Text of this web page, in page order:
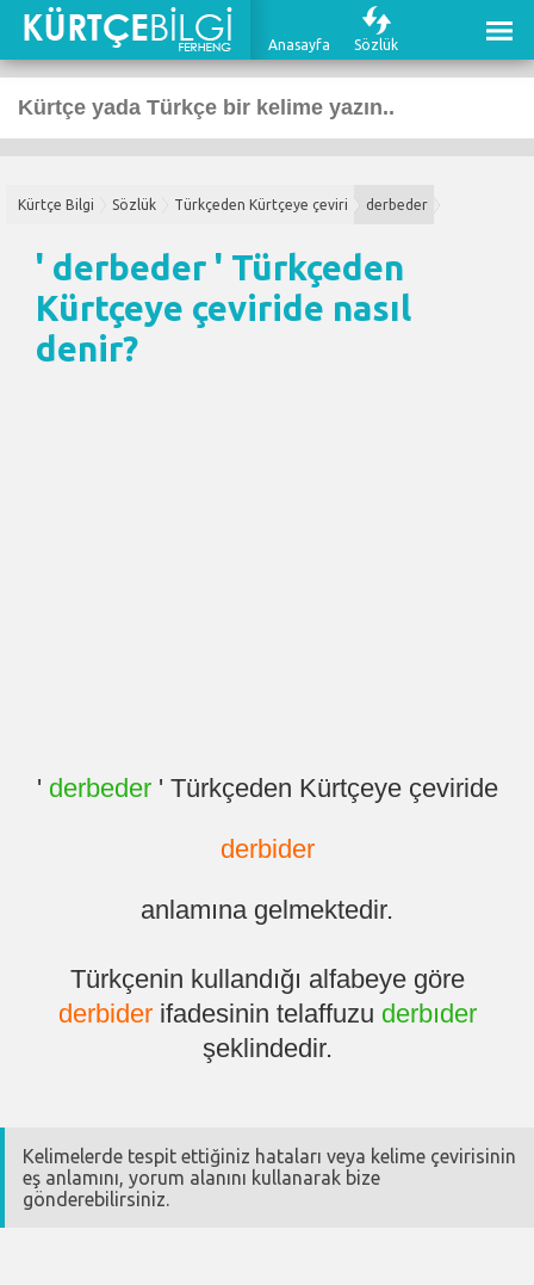
Anasayfa Sözlük
Kürtçe Bilgi Sözlük Türkçeden Kürtçeye çeviri derbeder
' derbeder ' Türkçeden
Kürtçeye çeviride nasıl
denir?
' derbeder' Türkçeden Kürtçeye çeviride
derbider
anlamına gelmektedir.
Türkçenin kullandığı alfabeye göre
derbiderifadesinin telaffuzu derbıder
şeklindedir.
Kelimelerde tespit ettiğiniz hataları veya kelime çevirisinin
eş anlamını, yorum alanını kullanarak bize
gönderebilirsiniz.